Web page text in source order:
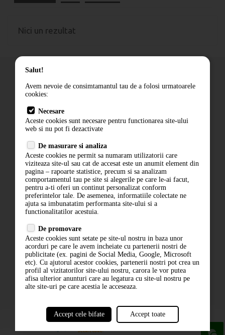
Nici un rezultat
Cum comand
Livrare
Contact
Politica de confidentialitate
ANPC
ABONARE LA NEWSLETTER
ABONARE
Salut!
Avem nevoie de consimtamantul tau de a folosi urmatoarele
cookies:
Necesare
Aceste cookies sunt necesare pentru functionarea site-ului
web si nu pot fi dezactivate
De masurare si analiza
Aceste cookies ne permit sa numaram utilizatorii care
viziteaza site-ul sau cat de accesat este un anumit element din
pagina – rapoarte statistice, precum si sa analizam
comportamentul tau pe site si alegerile pe care le-ai facut,
pentru a-ti oferi un continut personalizat conform
preferintelor tale. De asemenea, informatiile colectate ne
ajuta sa imbunatatim performanta site-ului si a
functionalitatilor acestuia.
De promovare
Aceste cookies sunt setate pe site-ul nostru in baza unor
acorduri pe care le avem incheiate cu partenerii nostri de
publicitate (ex. pagini de Social Media, Google, Microsoft
etc). Cu ajutorul acestor cookies, partenerii nostri pot crea un
profil al vizitatorilor site-ului nostru, carora le vor putea
afisa ulterior anunturi care au legatura cu site-ul nostru pe
alte site-uri pe care acestia le acceseaza.
Accept cele bifate Accept toate